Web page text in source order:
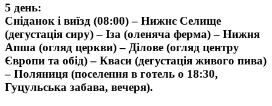
5 день:
Сніданок і виїзд (08:00) – Нижнє Селище
(дегустація сиру) – Іза (оленяча ферма) – Нижня
Апша (огляд церкви) – Ділове (огляд центру
Європи та обід) – Кваси (дегустація живого пива)
– Поляниця (поселення в готель о 18:30,
Гуцульська забава, вечеря).